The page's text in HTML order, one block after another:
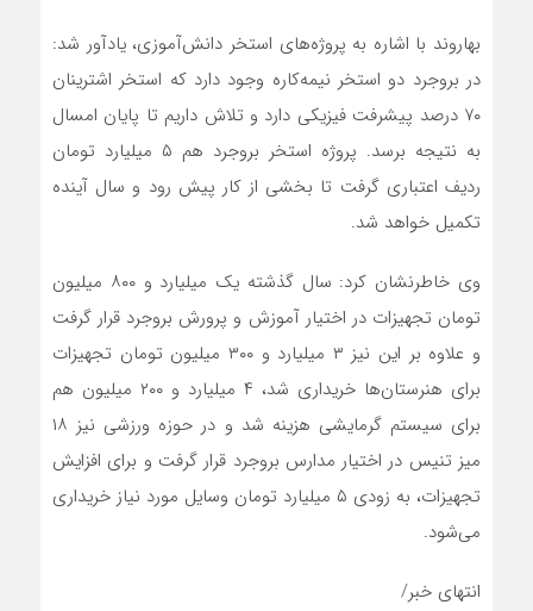
بهاروند با اشاره به پروژه‌های استخر دانش‌آموزی، یادآور شد:
در بروجرد دو استخر نیمه‌کاره وجود دارد که استخر اشترینان
۷۰ درصد پیشرفت فیزیکی دارد و تلاش داریم تا پایان امسال
به نتیجه برسد. پروژه‌ استخر بروجرد هم ۵ میلیارد تومان
ردیف اعتباری گرفت تا بخشی از کار پیش رود و سال آینده
تکمیل خواهد شد.
وی خاطرنشان کرد: سال گذشته یک میلیارد و ۸۰۰ میلیون
تومان تجهیزات در اختیار آموزش و پرورش بروجرد قرار گرفت
و علاوه بر این نیز ۳ میلیارد و ۳۰۰ میلیون تومان تجهیزات
برای هنرستان‌ها خریداری شد، ۴ میلیارد و ۲۰۰ میلیون هم
برای سیستم گرمایشی هزینه شد و در حوزه ورزشی نیز ۱۸
میز تنیس در اختیار مدارس بروجرد قرار گرفت و برای افزایش
تجهیزات، به زودی ۵ میلیارد تومان وسایل مورد نیاز خریداری
می‌شود.
انتهای خبر/